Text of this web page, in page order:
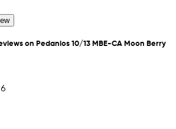
on Pedanios 10/13 MBE-CA Moon Berry